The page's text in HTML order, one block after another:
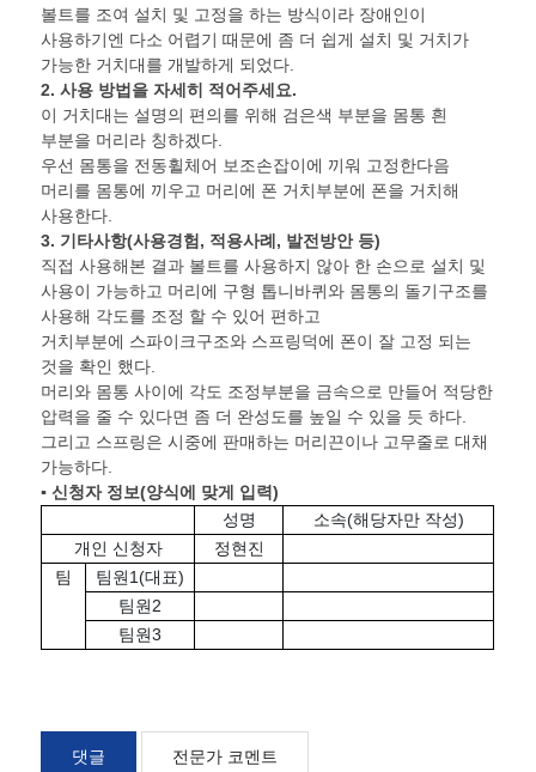
볼트를 조여 설치 및 고정을 하는 방식이라 장애인이
사용하기엔 다소 어렵기 때문에 좀 더 쉽게 설치 및 거치가
가능한 거치대를 개발하게 되었다.
2.사용 방법을 자세히 적어주세요.
이 거치대는 설명의 편의를 위해 검은색 부분을 몸통 흰
부분을 머리라 칭하겠다.
우선 몸통을 전동휠체어 보조손잡이에 끼워 고정한다음
머리를 몸통에 끼우고 머리에 폰 거치부분에 폰을 거치해
사용한다.
3. 기타사항(사용경험, 적용사례 , 발전방안 등)
직접 사용해본 결과 볼트를 사용하지 않아 한 손으로 설치 및
사용이 가능하고 머리에 구형 톱니바퀴와 몸통의 돌기구조를
사용해 각도를 조정 할 수 있어 편하고
거치부분에 스파이크구조와 스프링덕에 폰이 잘 고정 되는
것을 확인 했다.
머리와 몸통 사이에 각도 조정부분을 금속으로 만들어 적당한
압력을 줄 수 있다면 좀 더 완성도를 높일 수 있을 듯 하다.
그리고 스프링은 시중에 판매하는 머리끈이나 고무줄로 대채
가능하다.
▪ 신청자 정보(양식에 맞게 입력)
성명
소속(해당자만 작성)
개인 신청자
정현진
팀
팀원1(대표)
팀원2
팀원3
댓글 전문가 코멘트